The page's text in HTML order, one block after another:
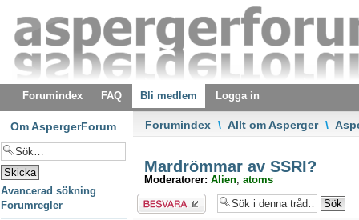
Forumindex FAQ Bli medlem Logga in
Forumindex \ Allt om Asperger \
Mardrömmar av SSRI?
Moderatorer: Alien, atoms
Besvara
Om AspergerForum
Avancerad sökning
Forumregler